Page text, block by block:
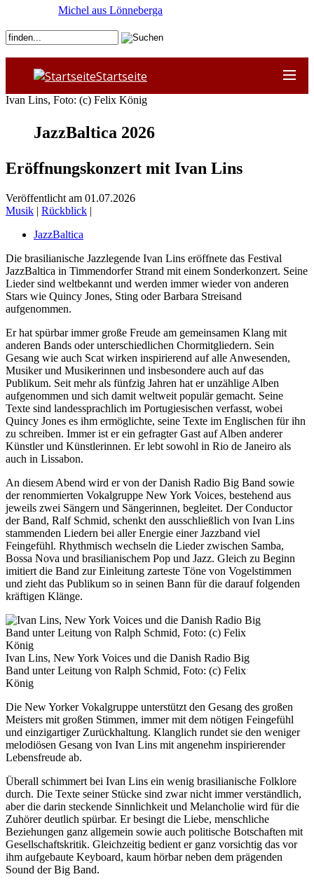
Startseite
Ivan Lins, Foto: (c) Felix König
JazzBaltica 2026
Eröffnungskonzert mit Ivan Lins
Veröffentlicht am 01.07.2026
Musik | Rückblick |
JazzBaltica
Die brasilianische Jazzlegende Ivan Lins eröffnete das Festival
JazzBaltica in Timmendorfer Strand mit einem Sonderkonzert. Seine
Lieder sind weltbekannt und werden immer wieder von anderen
Stars wie Quincy Jones, Sting oder Barbara Streisand
aufgenommen.
Er hat spürbar immer große Freude am gemeinsamen Klang mit
anderen Bands oder unterschiedlichen Chormitgliedern. Sein
Gesang wie auch Scat wirken inspirierend auf alle Anwesenden,
Musiker und Musikerinnen und insbesondere auch auf das
Publikum. Seit mehr als fünfzig Jahren hat er unzählige Alben
aufgenommen und sich damit weltweit populär gemacht. Seine
Texte sind landessprachlich im Portugiesischen verfasst, wobei
Quincy Jones es ihm ermöglichte, seine Texte im Englischen für ihn
zu schreiben. Immer ist er ein gefragter Gast auf Alben anderer
Künstler und Künstlerinnen. Er lebt sowohl in Rio de Janeiro als
auch in Lissabon.
An diesem Abend wird er von der Danish Radio Big Band sowie
der renommierten Vokalgruppe New York Voices, bestehend aus
jeweils zwei Sängern und Sängerinnen, begleitet. Der Conductor
der Band, Ralf Schmid, schenkt den ausschließlich von Ivan Lins
stammenden Liedern bei aller Energie einer Jazzband viel
Feingefühl. Rhythmisch wechseln die Lieder zwischen Samba,
Bossa Nova und brasilianischem Pop und Jazz. Gleich zu Beginn
imitiert die Band zur Einleitung zarteste Töne von Vogelstimmen
und zieht das Publikum so in seinen Bann für die darauf folgenden
kräftigen Klänge.
Ivan Lins, New York Voices und die Danish Radio Big
Band unter Leitung von Ralph Schmid, Foto: (c) Felix
König
Die New Yorker Vokalgruppe unterstützt den Gesang des großen
Meisters mit großen Stimmen, immer mit dem nötigen Feingefühl
und einzigartiger Zurückhaltung. Klanglich rundet sie den weniger
melodiösen Gesang von Ivan Lins mit angenehm inspirierender
Lebensfreude ab.
Überall schimmert bei Ivan Lins ein wenig brasilianische Folklore
durch. Die Texte seiner Stücke sind zwar nicht immer verständlich,
aber die darin steckende Sinnlichkeit und Melancholie wird für die
Zuhörer deutlich spürbar. Er besingt die Liebe, menschliche
Beziehungen ganz allgemein sowie auch politische Botschaften mit
Gesellschaftskritik. Gleichzeitig bedient er ganz vorsichtig das vor
ihm aufgebaute Keyboard, kaum hörbar neben dem prägenden
Sound der Big Band.
Michel aus Lönneberga